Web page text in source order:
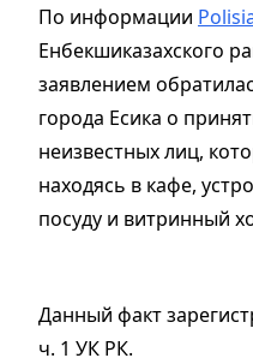
По информации
Енбекшиказахского
заявлением
города Есика о
неизвестных лиц,
находясь в кафе,
посуду и витринный
Данный факт
ч. 1 УК РК.